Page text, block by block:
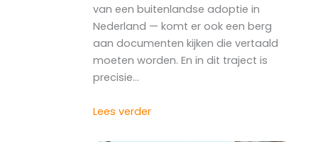
van een buitenlandse adoptie in
Nederland — komt er ook een berg
aan documenten kijken die vertaald
moeten worden. En in dit traject is
precisie…
Lees verder